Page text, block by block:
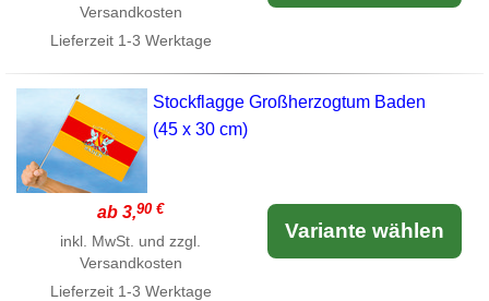
Versandkosten
Lieferzeit 1-3 Werktage
Stockflagge Großherzogtum Baden
(45 x 30 cm)
ab 3,90 €
inkl. MwSt. und zzgl.
Versandkosten
Lieferzeit 1-3 Werktage
Variante wählen